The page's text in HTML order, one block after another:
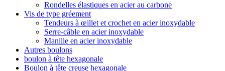
Rondelles élastiques en acier au carbone
Vis de type gréement
Tendeurs à œillet et crochet en acier inoxydable
Serre-câble en acier inoxydable
Manille en acier inoxydable
Autres boulons
boulon à tête hexagonale
Boulon à tête creuse hexagonale